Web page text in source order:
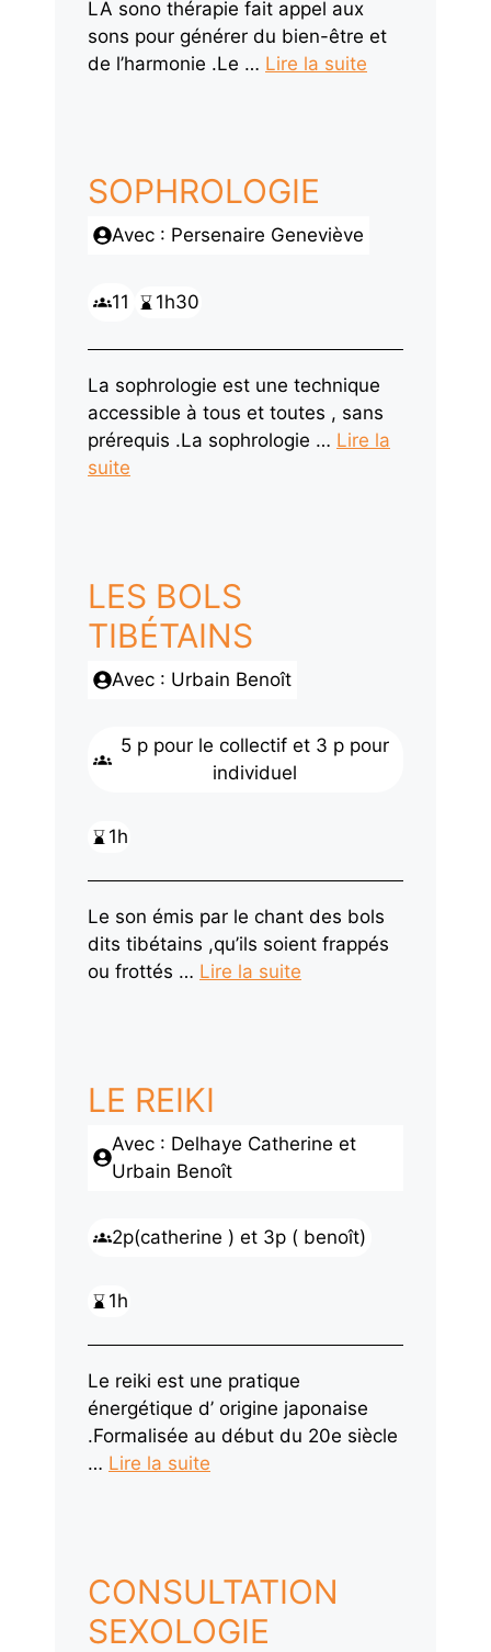
LA sono thérapie fait appel aux
sons pour générer du bien-être et
de l’harmonie .Le … Lire la suite
SOPHROLOGIE
Avec : Persenaire Geneviève
11 1h30
La sophrologie est une technique
accessible à tous et toutes , sans
prérequis .La sophrologie … Lire la
suite
LES BOLS
TIBÉTAINS
Avec : Urbain Benoît
5 p pour le collectif et 3 p pour
individuel
1h
Le son émis par le chant des bols
dits tibétains ,qu’ils soient frappés
ou frottés … Lire la suite
LE REIKI
Avec : Delhaye Catherine et
Urbain Benoît
2p(catherine ) et 3p ( benoît)
1h
Le reiki est une pratique
énergétique d’ origine japonaise
.Formalisée au début du 20e siècle
… Lire la suite
CONSULTATION
SEXOLOGIE